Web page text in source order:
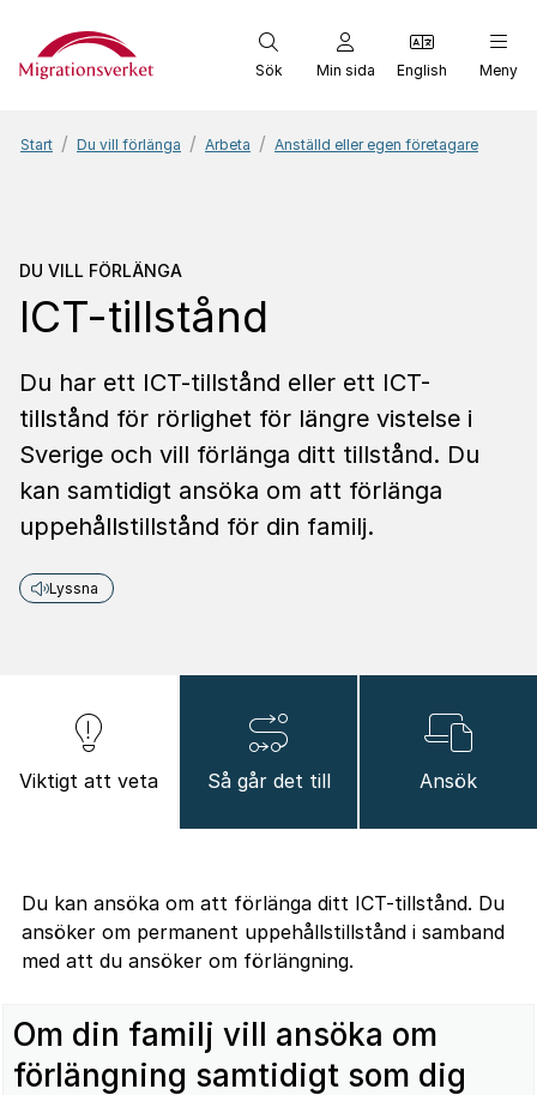
Start
Sök Min sida English Meny
Start Du vill förlänga Arbeta Anställd eller egen företagare
Du vill förlänga
DU VILL FÖRLÄNGA
ICT-tillstånd
Du har ett ICT-tillstånd eller ett ICT-
tillstånd för rörlighet för längre vistelse i
Sverige och vill förlänga ditt tillstånd. Du
kan samtidigt ansöka om att förlänga
uppehållstillstånd för din familj.
Lyssna
Viktigt att veta Så går det till Ansök
Du kan ansöka om att förlänga ditt ICT-tillstånd. Du
ansöker om permanent uppehållstillstånd i samband
med att du ansöker om förlängning.
Om din familj vill ansöka om
förlängning samtidigt som dig